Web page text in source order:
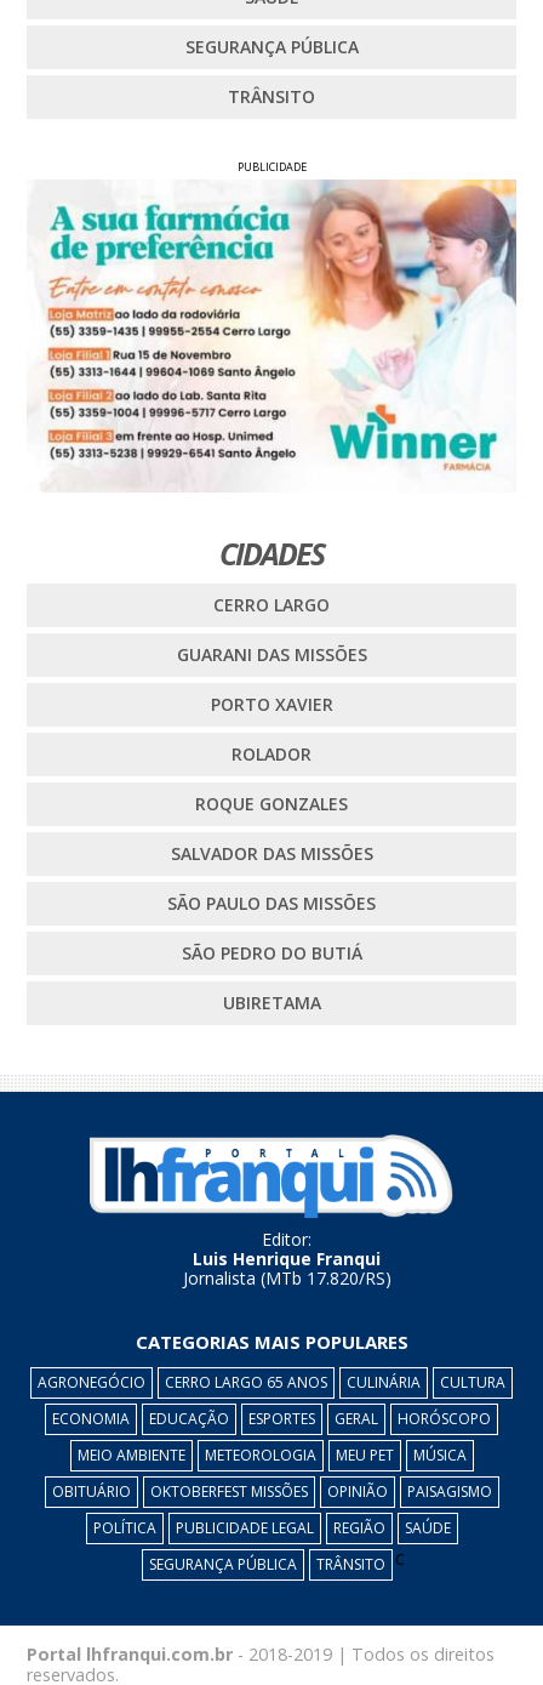
SEGURANÇA PÚBLICA
TRÂNSITO
PUBLICIDADE
CIDADES
CERRO LARGO
GUARANI DAS MISSÕES
PORTO XAVIER
ROLADOR
ROQUE GONZALES
SALVADOR DAS MISSÕES
SÃO PAULO DAS MISSÕES
SÃO PEDRO DO BUTIÁ
UBIRETAMA
Editor:
Luis Henrique Franqui
Jornalista (MTb 17.820/RS)
CATEGORIAS MAIS POPULARES
AGRONEGÓCIO CERRO LARGO 65 ANOS CULINÁRIA
CULTURA
ECONOMIA
EDUCAÇÃO ESPORTES GERAL
HORÓSCOPO
MEIO AMBIENTE
METEOROLOGIA MEU PET
MÚSICA
OBITUÁRIO
OKTOBERFEST MISSÕES OPINIÃO
PAISAGISMO
POLÍTICA
PUBLICIDADE LEGAL REGIÃO
SAÚDE
SEGURANÇA PÚBLICA
TRÂNSITO c
Portal lhfranqui.com.br - 2018-2019 | Todos os direitos
reservados.